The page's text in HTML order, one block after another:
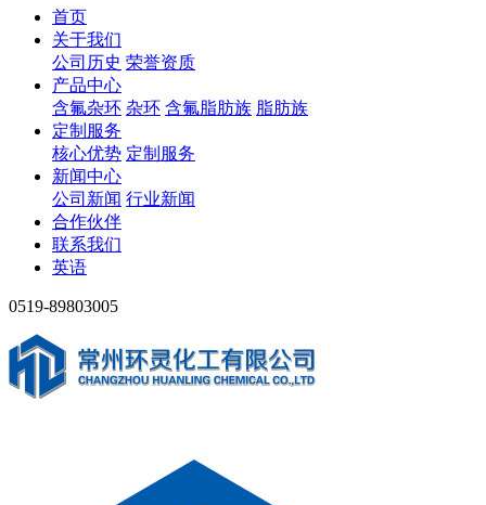
首页
关于我们
公司历史 荣誉资质
产品中心
含氟杂环 杂环 含氟脂肪族 脂肪族
定制服务
核心优势 定制服务
新闻中心
公司新闻 行业新闻
合作伙伴
联系我们
英语
0519-89803005